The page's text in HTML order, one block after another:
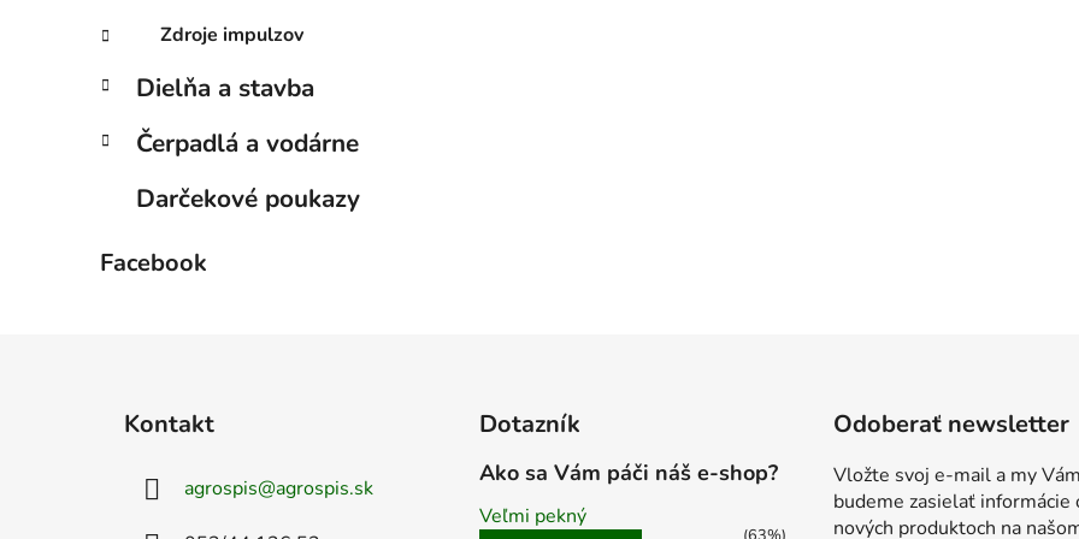
Zdroje impulzov
Dielňa a stavba
Čerpadlá a vodárne
Darčekové poukazy
Facebook
Kontakt
agrospis@agrospis.sk
Dotazník
Ako sa Vám páči náš e-shop?
Veľmi pekný
Odoberať newsletter
Vložte svoj e-mail a my Vám
budeme zasielať informácie
nových produktoch na